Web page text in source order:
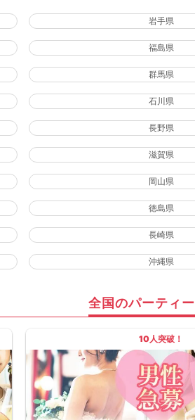
岩手県
福島県
群馬県
石川県
長野県
滋賀県
岡山県
徳島県
長崎県
沖縄県
全国のパーティ
10人突破！